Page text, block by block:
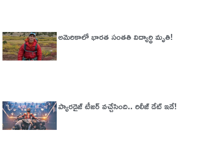
అమెరికాలో భార‌త సంత‌తి విద్యార్థి మృతి!
ప్యారడైజ్‌ టీజర్‌ వచ్చేసింది.. రిలీజ్‌ డేట్‌ ఇదే!